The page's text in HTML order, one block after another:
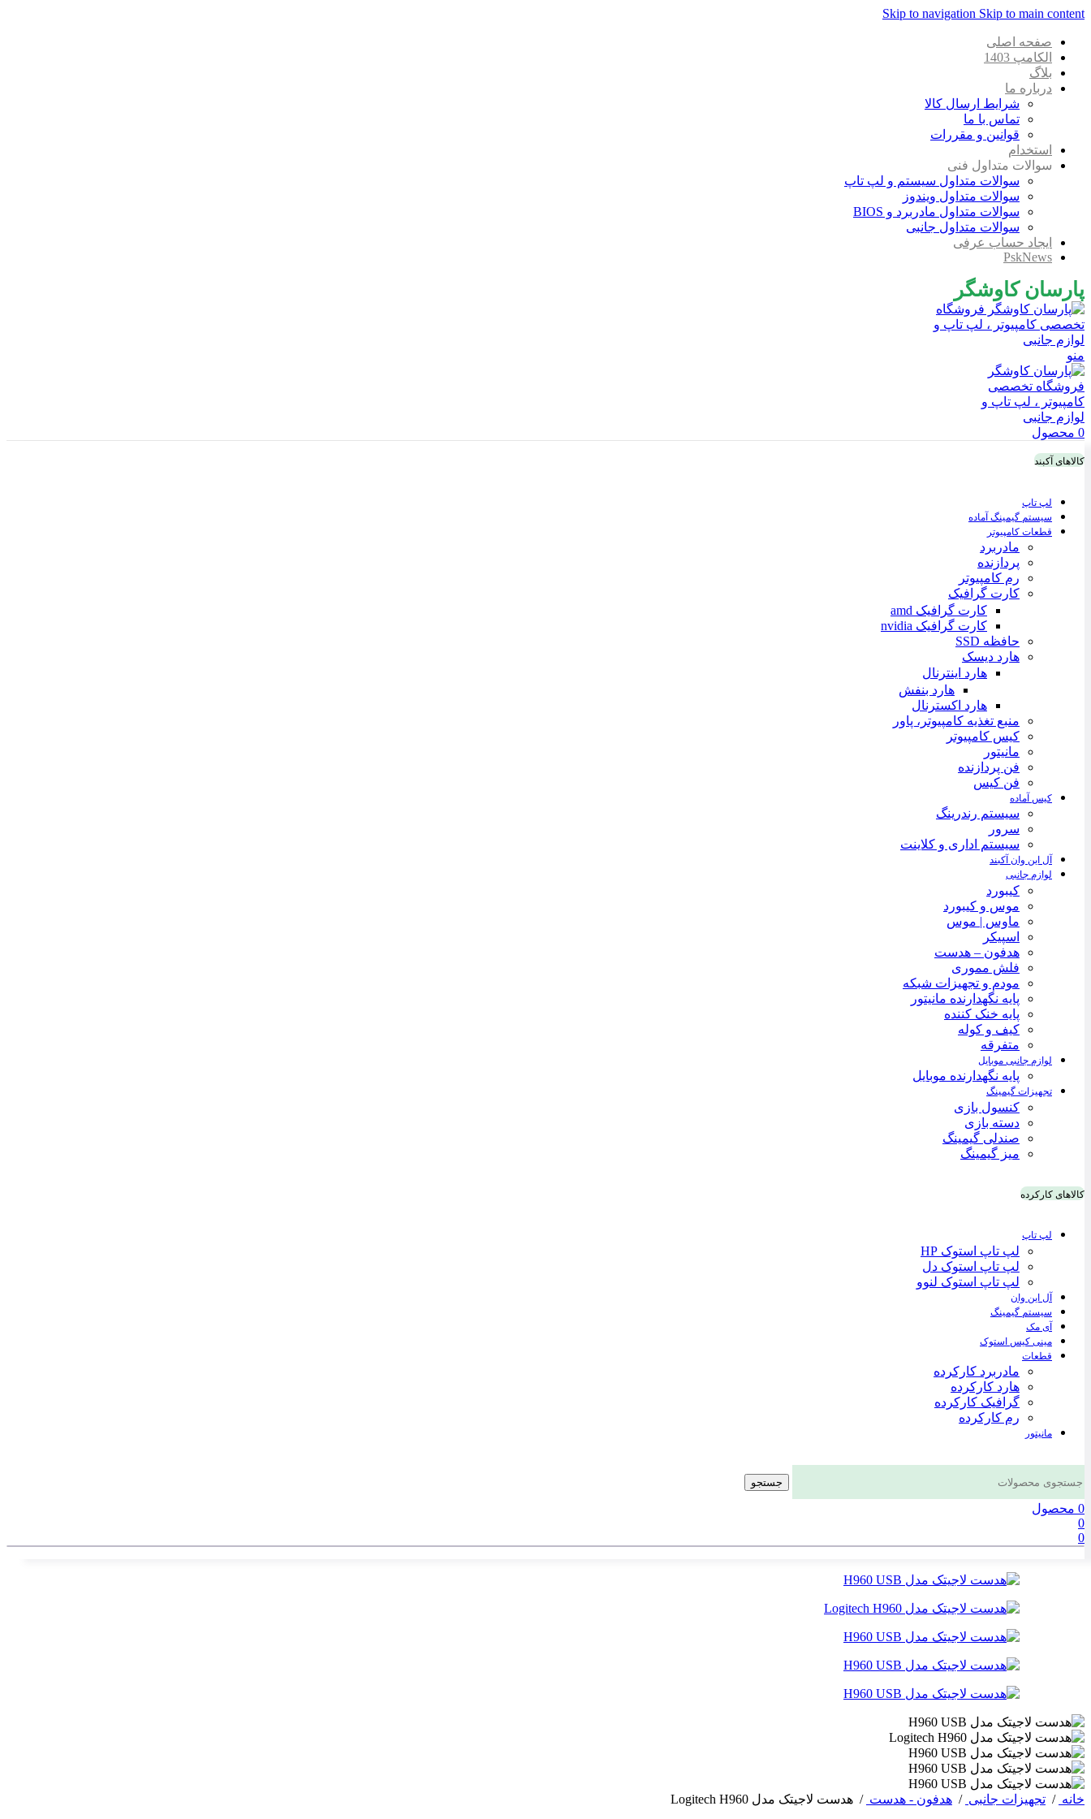
Skip to navigation Skip to main content
صفحه اصلی
الکامپ 1403
بلاگ
درباره ما
شرایط ارسال کالا
تماس با ما
قوانین و مقررات
استخدام
سوالات متداول فنی
سوالات متداول سیستم و لپ تاپ
سوالات متداول ویندوز
سوالات متداول مادربرد و BIOS
سوالات متداول جانبی
ایجاد حساب عرفی
PskNews
پارسان کاوشگر
منو
0 محصول
کالاهای آکبند
لپ تاپ
سیستم گیمینگ آماده
قطعات کامپیوتر
مادربرد
پردازنده
رم کامپیوتر
کارت گرافیک
کارت گرافیک amd
کارت گرافیک nvidia
حافظه SSD
هارد دیسک
هارد اینترنال
هارد بنفش
هارد اکسترنال
منبع تغذیه کامپیوتر، پاور
کیس کامپیوتر
مانیتور
فن پردازنده
فن کیس
کیس آماده
سیستم رندرینگ
سرور
سیستم‌ اداری و کلاینت
آل این وان آکبند
لوازم جانبی
کیبورد
موس و کیبورد
ماوس | موس
اسپیکر
هدفون – هدست
فلش مموری
مودم و تجهیزات شبکه
پایه نگهدارنده مانیتور
پایه خنک کننده
کیف و کوله
متفرقه
لوازم جانبی موبایل
پایه نگهدارنده موبایل
تجهیزات گیمینگ
کنسول بازی
دسته بازی
صندلی گیمینگ
میز گیمینگ
کالاهای کارکرده
لپ تاپ
لپ تاپ استوک HP
لپ تاپ استوک دل
لپ تاپ استوک لنوو
آل این وان
سیستم گیمینگ
آی مک
مینی کیس استوک
قطعات
مادربرد کارکرده
هارد کارکرده
گرافیک کارکرده
رم کارکرده
مانیتور
جستجو
0 محصول
0
0
خانه / تجهیزات جانبی / هدفون - هدست / هدست لاجیتک مدل Logitech H960